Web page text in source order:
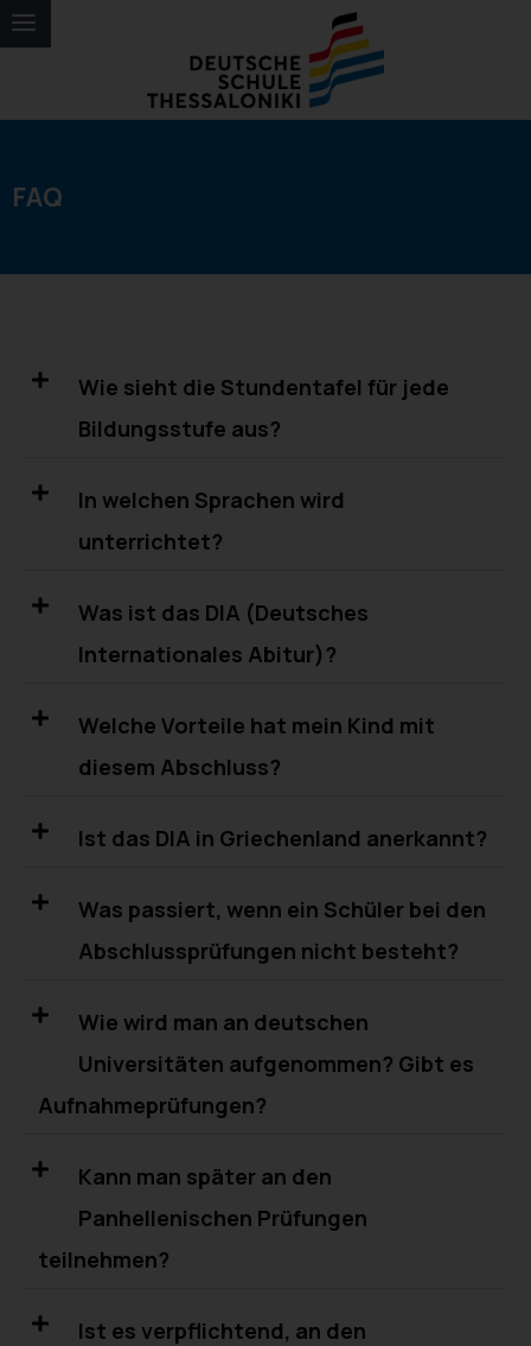
FAQ
Wie sieht die Stundentafel für jede
Bildungsstufe aus?
In welchen Sprachen wird
unterrichtet?
Was ist das DIA (Deutsches
Internationales Abitur)?
Welche Vorteile hat mein Kind mit
diesem Abschluss?
Ist das DIA in Griechenland anerkannt?
Was passiert, wenn ein Schüler bei den
Abschlussprüfungen nicht besteht?
Wie wird man an deutschen
Universitäten aufgenommen? Gibt es
Aufnahmeprüfungen?
Kann man später an den
Panhellenischen Prüfungen
teilnehmen?
Ist es verpflichtend, an den